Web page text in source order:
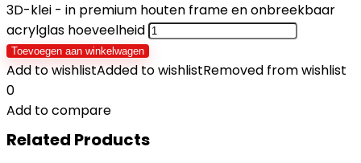
3D-klei - in premium houten frame en onbreekbaar
acrylglas hoeveelheid
Toevoegen aan winkelwagen
Add to wishlistAdded to wishlistRemoved from wishlist
0
Add to compare
Related Products